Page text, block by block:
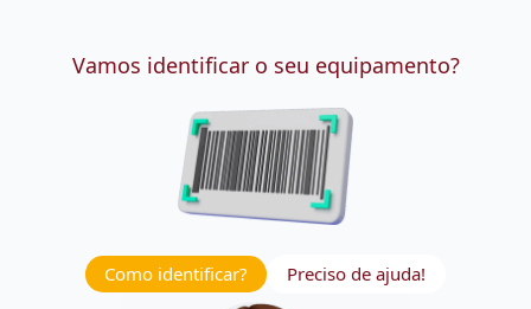
Vamos identificar o seu equipamento?
Como identificar? Preciso de ajuda!